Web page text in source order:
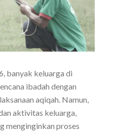
banyak keluarga di
ibadah dengan
aqiqah. Namun,
aktivitas keluarga,
menginginkan proses